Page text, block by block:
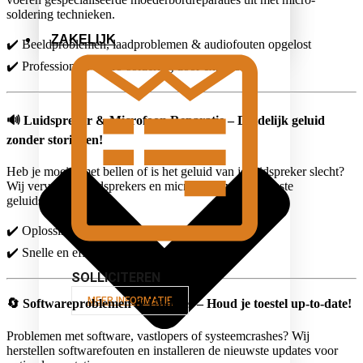
ZAKELIJK
SOLLICITEREN
MEER INFORMATIE
soldering technieken.
✔️ Beeldproblemen, laadproblemen & audiofouten opgelost
✔️ Professionele micro-soldering door experts
🔊 Luidspreker & Microfoon Reparatie – Duidelijk geluid
zonder storingen!
Heb je moeite met bellen of is het geluid van je luidspreker slecht?
Wij vervangen luidsprekers en microfoons voor de beste
geluidskwaliteit.
✔️ Oplossing voor dof, krakend of stil geluid
✔️ Snelle en efficiënte vervanging
🔄 Softwareproblemen & Updates – Houd je toestel up-to-date!
Problemen met software, vastlopers of systeemcrashes? Wij
herstellen softwarefouten en installeren de nieuwste updates voor